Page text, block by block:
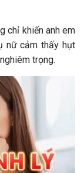
chỉ khiến anh em
nữ cảm thấy hụt
trọng.